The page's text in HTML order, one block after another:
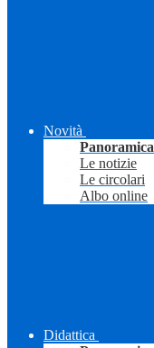
Novità
Panoramica
Le notizie
Le circolari
Albo online
Didattica